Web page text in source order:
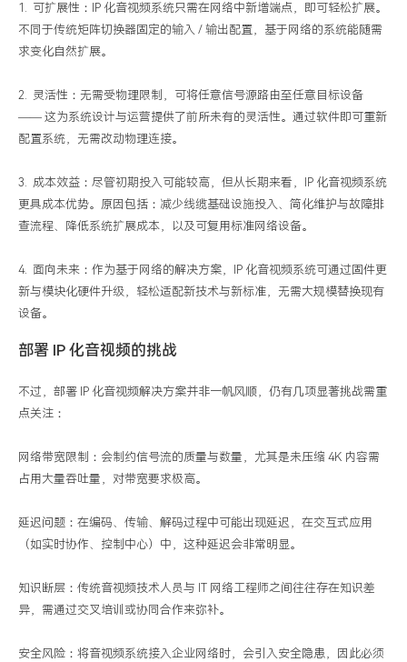
1. 可扩展性：IP 化音视频系统只需在网络中新增端点，即可轻松扩展。
不同于传统矩阵切换器固定的输入 / 输出配置，基于网络的系统能随需
求变化自然扩展。
2. 灵活性：无需受物理限制，可将任意信号源路由至任意目标设备
—— 这为系统设计与运营提供了前所未有的灵活性。通过软件即可重新
配置系统，无需改动物理连接。
3. 成本效益：尽管初期投入可能较高，但从长期来看，IP 化音视频系统
更具成本优势。原因包括：减少线缆基础设施投入、简化维护与故障排
查流程、降低系统扩展成本，以及可复用标准网络设备。
4. 面向未来：作为基于网络的解决方案，IP 化音视频系统可通过固件更
新与模块化硬件升级，轻松适配新技术与新标准，无需大规模替换现有
设备。
部署 IP 化音视频的挑战
不过，部署 IP 化音视频解决方案并非一帆风顺，仍有几项显著挑战需重
点关注：
网络带宽限制：会制约信号流的质量与数量，尤其是未压缩 4K 内容需
占用大量吞吐量，对带宽要求极高。
延迟问题：在编码、传输、解码过程中可能出现延迟，在交互式应用
（如实时协作、控制中心）中，这种延迟会非常明显。
知识断层：传统音视频技术人员与 IT 网络工程师之间往往存在知识差
异，需通过交叉培训或协同合作来弥补。
安全风险：将音视频系统接入企业网络时，会引入安全隐患，因此必须